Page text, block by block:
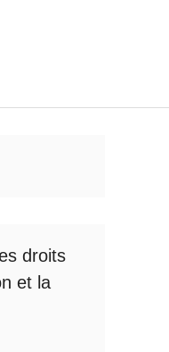
droits
et la